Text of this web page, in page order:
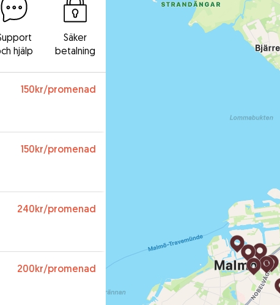
hjälp
Säker
betalning
150kr/promenad
150kr/promenad
240kr/promenad
200kr/promenad